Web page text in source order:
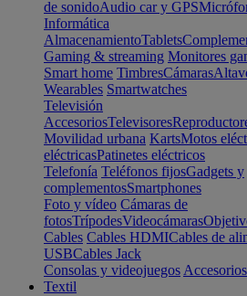
de sonidoAudio car y GPS
Informática
AlmacenamientoTablets
Gaming & streaming Monitores
Smart home TimbresCámaras
Wearables Smartwatches
Televisión
AccesoriosTelevisores
Movilidad urbana KartsMotos
eléctricasPatinetes eléctricos
Telefonía Teléfonos fijosGadgets y
complementosSmartphones
Foto y vídeo Cámaras de
fotosTrípodesVideocámaras
Cables Cables HDMICables de
USBCables Jack
Consolas y videojuegos Accesorios
Textil